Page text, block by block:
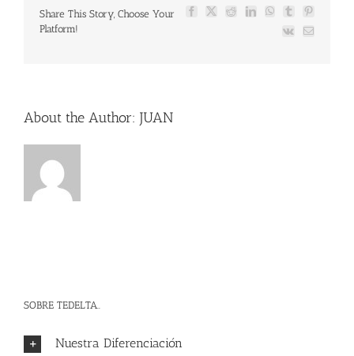
Share This Story, Choose Your
Platform!
Facebook
X RedditLinkedInWhatsApp
TumblrPinterest
Vk
Email
About the Author: JUAN
SOBRE TEDELTA..
Nuestra Diferenciación